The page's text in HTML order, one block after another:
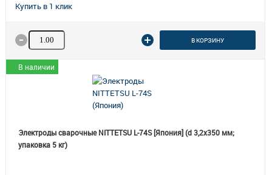
Количество товара В КОРЗИНУ
В наличии
Электроды сварочные NITTETSU L-74S [Япония] (d 3,2х350 мм;
упаковка 5 кг)